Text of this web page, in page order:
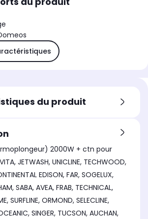
du produit
2000W + ctn pour
JETWASH, UNICLINE, TECHWOOD,
EDISON, FAR, SOGELUX,
SABA, AVEA, FRAB, TECHNICAL,
SURFLINE, ORMOND, SELECLINE,
SINGER, TUCSON, AUCHAN,